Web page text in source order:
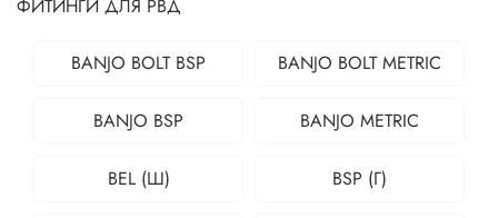
ФИТИНГИ ДЛЯ РВД
BANJO BOLT BSP BANJO BOLT METRIC
BANJO BSP BANJO METRIC
BEL (Ш) BSP (Г)